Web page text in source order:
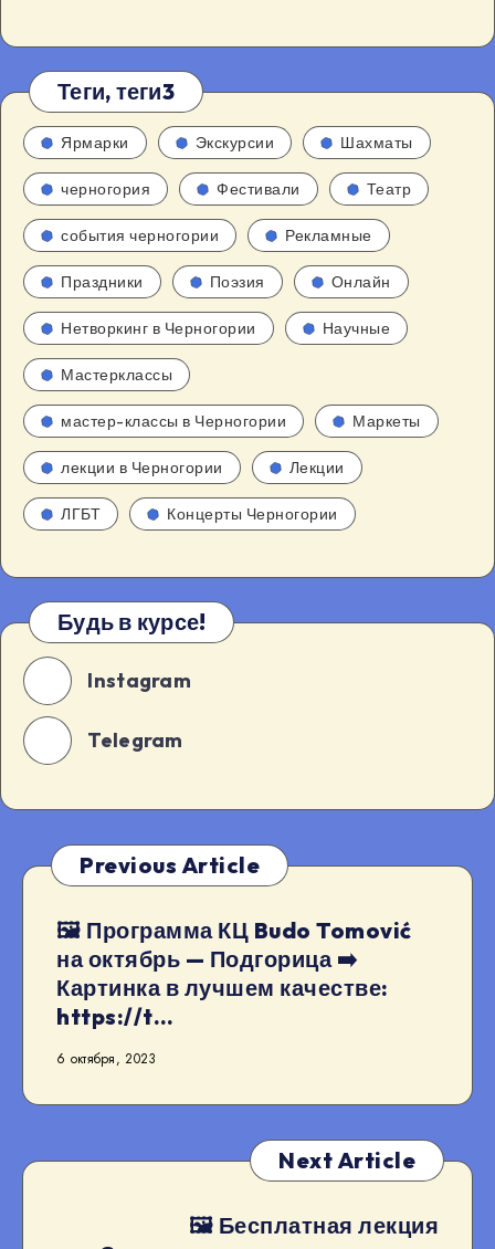
Теги, теги3
Ярмарки Экскурсии Шахматы
черногория Фестивали Театр
события черногории Рекламные
Праздники Поэзия Онлайн
Нетворкинг в Черногории Научные
Мастерклассы
мастер-классы в Черногории Маркеты
лекции в Черногории Лекции
ЛГБТ Концерты Черногории
Будь в курсе!
Instagram
Telegram
Previous Article
🖼 Программа КЦ Budo Tomović
на октябрь — Подгорица ➡️
Картинка в лучшем качестве:
https://t…
6 октября, 2023
Next Article
🖼 Бесплатная лекция